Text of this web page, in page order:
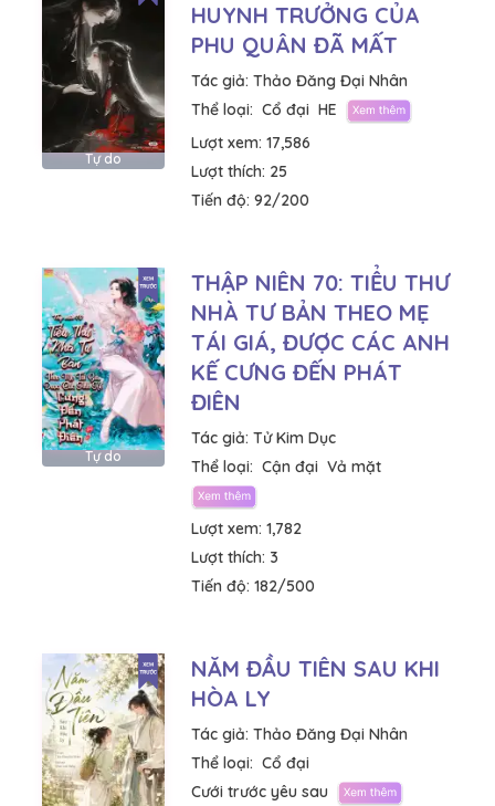
Tự do
HUYNH TRƯỞNG CỦA
PHU QUÂN ĐÃ MẤT
Tác giả: Thảo Đăng Đại Nhân
Thể loại: Cổ đại HE
Lượt xem: 17,586
Lượt thích: 25
Tiến độ: 92/200
Tự do
THẬP NIÊN 70: TIỂU THƯ
NHÀ TƯ BẢN THEO MẸ
TÁI GIÁ, ĐƯỢC CÁC ANH
KẾ CƯNG ĐẾN PHÁT
ĐIÊN
Tác giả: Tử Kim Dục
Thể loại: Cận đại Vả mặt
Lượt xem: 1,782
Lượt thích: 3
Tiến độ: 182/500
NĂM ĐẦU TIÊN SAU KHI
HÒA LY
Tác giả: Thảo Đăng Đại Nhân
Thể loại: Cổ đại
Cưới trước yêu sau